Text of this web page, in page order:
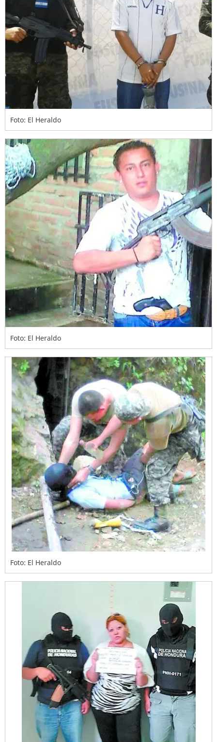
Foto: El Heraldo
Foto: El Heraldo
Foto: El Heraldo